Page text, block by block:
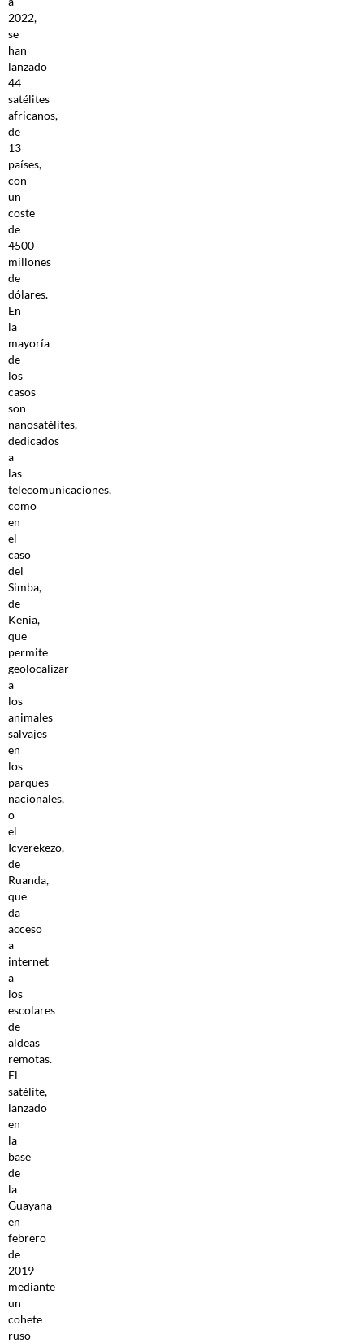
2022,
se
han
lanzado
44
satélites
africanos,
de
13
países,
con
un
coste
de
4500
millones
de
dólares.
En
la
mayoría
de
los
casos
son
nanosatélites,
dedicados
a
las
telecomunicaciones,
como
en
el
caso
del
Simba,
de
Kenia,
que
permite
geolocalizar
a
los
animales
salvajes
en
los
parques
nacionales,
o
el
Icyerekezo,
de
Ruanda,
que
da
acceso
a
internet
a
los
escolares
de
aldeas
remotas.
El
satélite,
lanzado
en
la
base
de
la
Guayana
en
febrero
de
2019
mediante
un
cohete
ruso